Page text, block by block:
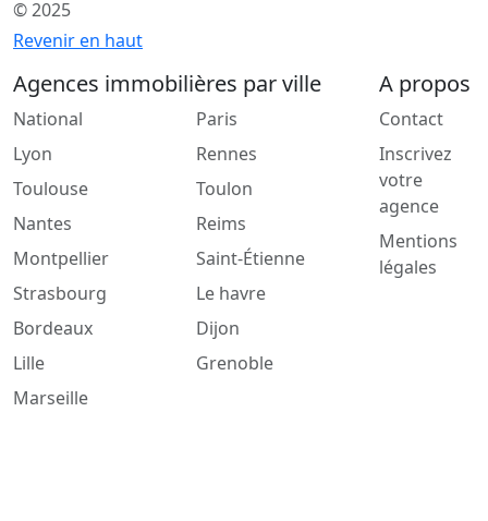
© 2025
Revenir en haut
Agences immobilières par ville
National
Lyon
Toulouse
Nantes
Montpellier
Strasbourg
Bordeaux
Lille
Marseille
Paris
Rennes
Toulon
Reims
Saint-Étienne
Le havre
Dijon
Grenoble
A propos
Contact
Inscrivez
votre
agence
Mentions
légales